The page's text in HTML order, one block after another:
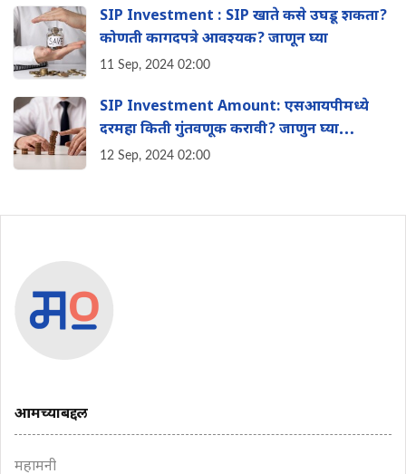
SIP Investment : SIP खाते कसे उघडू शकता?
कोणती कागदपत्रे आवश्यक? जाणून घ्या
11 Sep, 2024 02:00
SIP Investment Amount: एसआयपीमध्ये
दरमहा किती गुंतवणूक करावी? जाणुन घ्या
गुंतवणूक करण्याचे फायदे
12 Sep, 2024 02:00
आमच्याबद्दल
महामनी